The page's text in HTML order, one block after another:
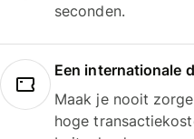
seconden.
Een internationale
Maak je nooit
hoge